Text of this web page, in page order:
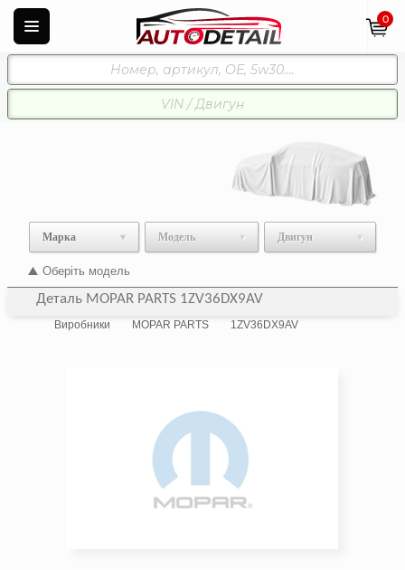
0
Марка Модель Двигун
Оберіть модель
Деталь MOPAR PARTS 1ZV36DX9AV
Виробники MOPAR PARTS 1ZV36DX9AV